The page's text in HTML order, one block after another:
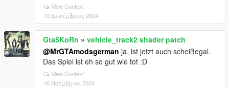
View Context
10 Δεκέμβριος 2024
Gta5KoRn » vehicle_track2 shader patch
@MrGTAmodsgerman ja, ist jetzt auch scheißegal.
Das Spiel ist eh so gut wie tot :D
View Context
15 Νοέμβριος 2024